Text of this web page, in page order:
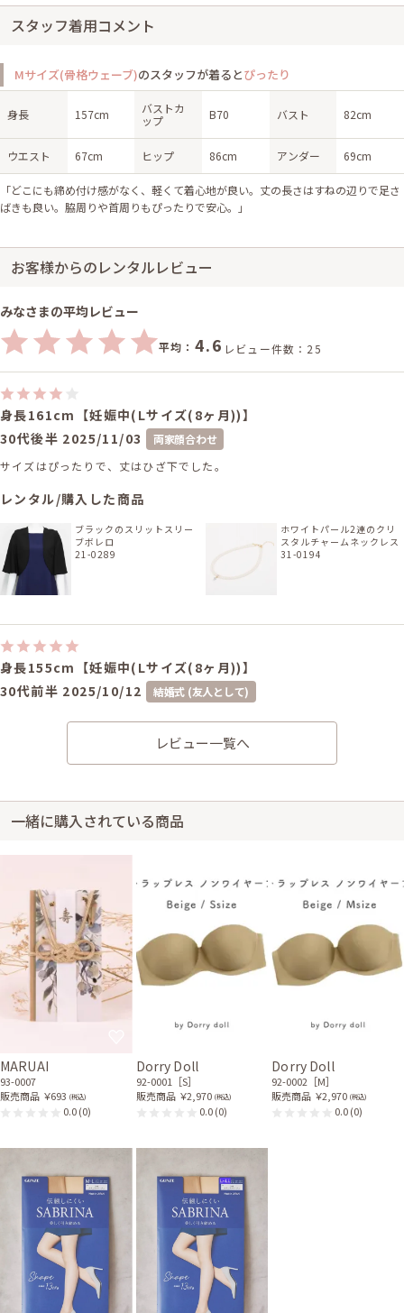
スタッフ着用コメント
Mサイズ(骨格ウェーブ)のスタッフが着るとぴったり
身長 157cm
バストカ
ップ
B70 バスト 82cm
ウエスト 67cm ヒップ 86cm アンダー 69cm
「どこにも締め付け感がなく、軽くて着心地が良い。丈の長さはすねの辺りで足さ
ばきも良い。脇周りや首周りもぴったりで安心。」
お客様からのレンタルレビュー
みなさまの平均レビュー
平均： 4.6 レビュー件数：25
身長161cm【妊娠中(Lサイズ(8ヶ月))】
30代後半 2025/11/03
両家顔合わせ
サイズはぴったりで、丈はひざ下でした。
レンタル/購入した商品
ブラックのスリットスリー
ブボレロ
21-0289
ホワイトパール2連のクリ
スタルチャームネックレス
31-0194
身長155cm【妊娠中(Lサイズ(8ヶ月))】
30代前半 2025/10/12
結婚式 (友人として)
サイズはぴったりで、丈はひざ下でした。 大変着心地よく、式の間ゆった
レンタル/購入した商品
ブラックのスリットスリー
21-0289
ホワイトパール2連のクリ
バッグ
身長165cm【Lサイズ】 (バスト：C75)
20代後半
2024/02/11
結婚式 (友人として)
サイズはぴったりで、丈はひざ下でした。 ゆったりと着られたので食後の
苦しさなどもなく、過ごしやすかったです。
ブラックのスリットスリー
ブボレロ
21-0289
ホワイトパール2連のクリ
スタルチャームネックレス
31-0194
51-0051
きバレッタ
81-0093
レビュー一覧へ
一緒に購入されている商品
MARUAI
93-0007
販売商品 ￥693 (税込)
0.0(0)
Dorry Doll
92-0001［S］
販売商品 ￥2,970 (税込)
0.0(0)
Dorry Doll
92-0002［M］
販売商品 ￥2,970 (税込)
0.0(0)